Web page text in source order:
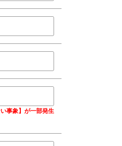
事象】が一部発生